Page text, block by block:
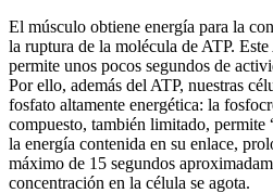
El músculo obtiene energía para la
la ruptura de la molécula de ATP.
permite unos pocos segundos de
Por ello, además del ATP, nuestras
fosfato altamente energética: la
compuesto, también limitado, permite
la energía contenida en su enlace,
máximo de 15 segundos
concentración en la célula se agota.